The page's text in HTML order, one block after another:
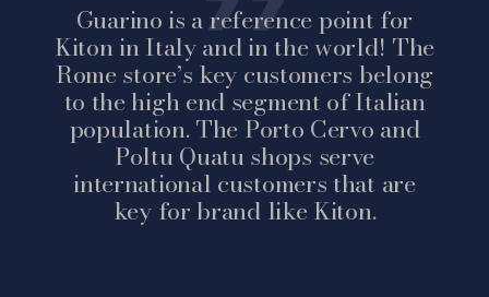
Guarino is a reference point for
Kiton in Italy and in the world! The
Rome store’s key customers belong
to the high end segment of Italian
population. The Porto Cervo and
Poltu Quatu shops serve
international customers that are
key for brand like Kiton.